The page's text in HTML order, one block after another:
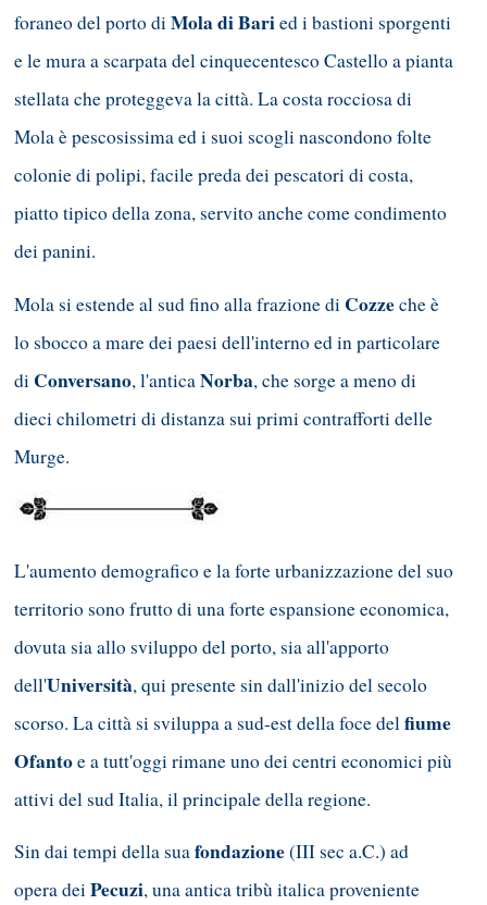
foraneo del porto diMola di Baried i bastioni sporgenti
e le mura a scarpata del cinquecentesco Castello a pianta
stellata che proteggeva la città. La costa rocciosa di
Mola è pescosissima ed i suoi scogli nascondono folte
colonie di polipi, facile preda dei pescatori di costa,
piatto tipico della zona, servito anche come condimento
dei panini.
Mola si estende al sud fino alla frazione di Cozzeche è
lo sbocco a mare dei paesi dell'interno ed in particolare
di Conversano, l'anticaNorba, che sorge a meno di
dieci chilometri di distanza sui primi contrafforti delle
Murge.
L'aumento demografico e la forte urbanizzazione del suo
territorio sono frutto di una forte espansione economica,
dovuta sia allo sviluppo del porto, sia all'apporto
dell'Università, qui presente sin dall'inizio del secolo
scorso. La città si sviluppa a sud-est della foce del fiume
Ofantoe a tutt'oggi rimane uno dei centri economici più
attivi del sud Italia, il principale della regione.
Sin dai tempi della suafondazione(III sec a.C.) ad
opera deiPecuzi, una antica tribù italica proveniente